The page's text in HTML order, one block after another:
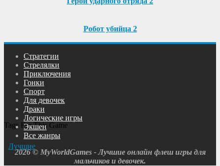
Tags For This Game
Лучшие
Робот убийца 2
Cтратегии
Cтрелялки
Приключения
Гонки
Спорт
Для девочек
Драки
Логические игры
Экшен
Все жанры
2026 © MyWorldGames - Лучшие онлайн флеш игры для
мальчиков и девочек.